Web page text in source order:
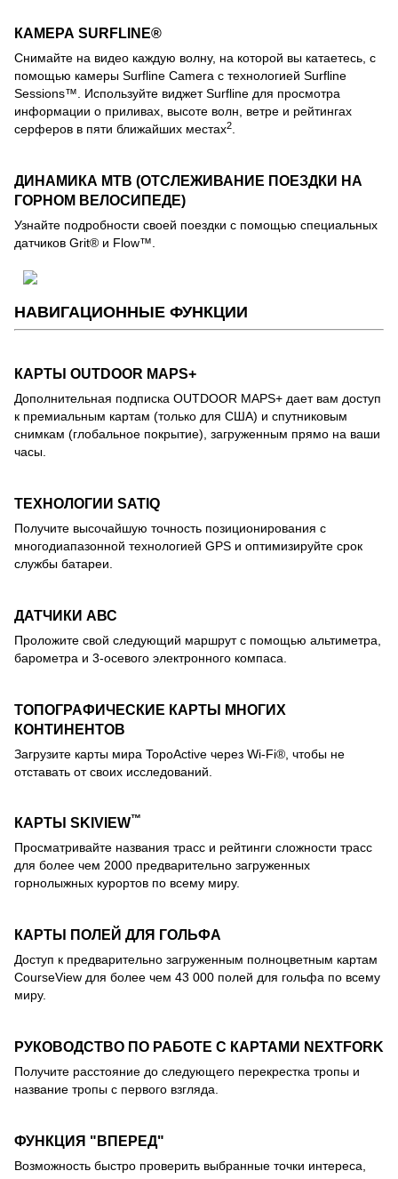
КАМЕРА SURFLINE®
Снимайте на видео каждую волну, на которой вы катаетесь, с
помощью камеры Surfline Camera с технологией Surfline
Sessions™. Используйте виджет Surfline для просмотра
информации о приливах, высоте волн, ветре и рейтингах
серферов в пяти ближайших местах2
ДИНАМИКА MTB (ОТСЛЕЖИВАНИЕ ПОЕЗДКИ НА
ГОРНОМ ВЕЛОСИПЕДЕ)
Узнайте подробности своей поездки с помощью специальных
датчиков Grit® и Flow™.
НАВИГАЦИОННЫЕ ФУНКЦИИ
КАРТЫ OUTDOOR MAPS+
Дополнительная подписка OUTDOOR MAPS+ дает вам доступ
к премиальным картам (только для США) и спутниковым
снимкам (глобальное покрытие), загруженным прямо на ваши
часы.
ТЕХНОЛОГИИ SATIQ
Получите высочайшую точность позиционирования с
многодиапазонной технологией GPS и оптимизируйте срок
службы батареи.
ДАТЧИКИ АВС
Проложите свой следующий маршрут с помощью альтиметра,
барометра и 3-осевого электронного компаса.
ТОПОГРАФИЧЕСКИЕ КАРТЫ МНОГИХ
КОНТИНЕНТОВ
Загрузите карты мира TopoActive через Wi-Fi®, чтобы не
отставать от своих исследований.
КАРТЫ SKIVIEW™
Просматривайте названия трасс и рейтинги сложности трасс
для более чем 2000 предварительно загруженных
горнолыжных курортов по всему миру.
КАРТЫ ПОЛЕЙ ДЛЯ ГОЛЬФА
Доступ к предварительно загруженным полноцветным картам
CourseView для более чем 43 000 полей для гольфа по всему
миру.
РУКОВОДСТВО ПО РАБОТЕ С КАРТАМИ NEXTFORK
Получите расстояние до следующего перекрестка тропы и
название тропы с первого взгляда.
ФУНКЦИЯ "ВПЕРЕД"
Возможность быстро проверить выбранные точки интереса,